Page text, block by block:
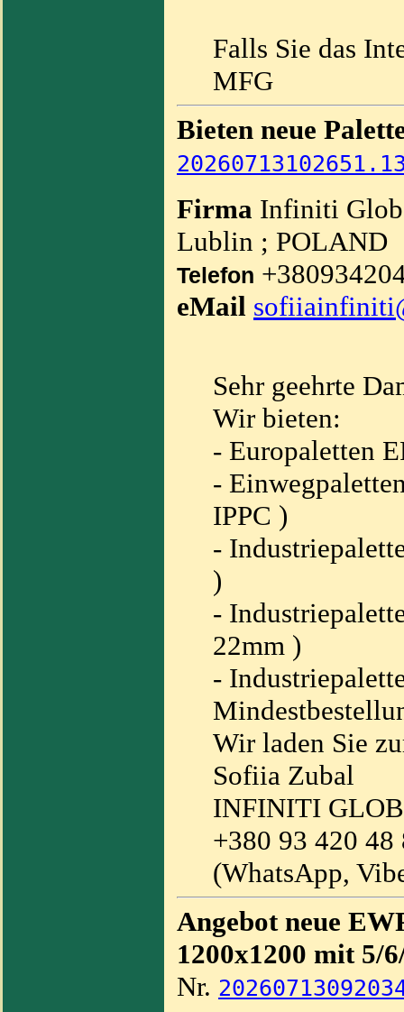
Falls Sie das
MFG
Bieten neue
Firma Infiniti
Lublin ; POLAND
Telefon
eMail
Sehr geehrte
Wir bieten:
- Europaletten
-
IPPC )
-
)
-
22mm )
-
Wir laden Sie
Sofiia Zubal
INFINITI
+380 93 420 48
(WhatsApp,
Angebot neue
1200x1200 mit 5/
Nr.